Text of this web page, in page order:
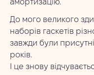
амортизацію.
До мого великого
наборів гаскетів
завжди були
років.
І це знову